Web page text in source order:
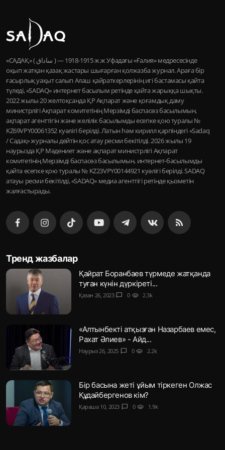
«САДАҚ» ( ساداق ) — 1915-1918 ж.ж Уфадағы «Ғалия» медресесінде
оқып жатқан қазақ жастары шығарған қолжазба журнал. Араға бір
ғасырлық уақыт салып Алаш қайраткерлерінің игі бастамасы қайта
түледі, «SADAQ» интернет басылым ретінде қайта жарыққа шықты.
2022 жылы 20 желтоқсанда ҚР Ақпарат және қоғамдық даму
министрлігі Ақпарат комитетінің Мерзімді баспасөз басылымын,
ақпарат агенттігін және желілік басылымды есепке қою туралы №
KZ69VPY00061352 куәлігі берілді. Латын һәм кирилл қарпіндегі «Sadaq
/ Садақ» журналы дейтін қос атау ресми бекітілді. 2026 жылы 19
наурызда ҚР Мәдениет және ақпарат министрлігі Ақпарат
комитетінің Мерзімді баспасөз басылымын, интернет-басылымды
қайта есепке қою туралы № KZ23VPY00144921 куәлігі берілді. SADAQ
атауы ресми бекітілді, «SADAQ» медиа агенттігі ретінде қызметін
жалғастырады.
Тренд жазбалар
Қайрат Боранбаев түрмеде жатқанда
туған күнін дүркіреті...
Қазан 26, 2023 chat_bubble 0 visibility 2.3k
«Алтынбекті атқызған Назарбаев емес,
Рахат Әлиев» - Айд...
Наурыз 26, 2025 chat_bubble 0 visibility 2.2k
Бір басына жеті ұйым тіркеген Олжас
Құдайбергенов кім?
Қараша 10, 2023 chat_bubble 0 visibility 1.9k